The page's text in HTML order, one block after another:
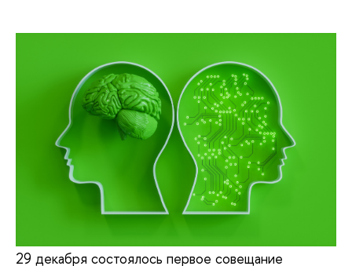
29 декабря состоялось первое совещание